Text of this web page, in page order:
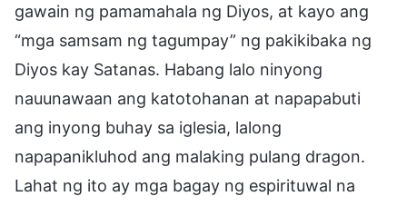
gawain ng pamamahala ng Diyos, at kayo ang
“mga samsam ng tagumpay” ng pakikibaka ng
Diyos kay Satanas. Habang lalo ninyong
nauunawaan ang katotohanan at napapabuti
ang inyong buhay sa iglesia, lalong
napapanikluhod ang malaking pulang dragon.
Lahat ng ito ay mga bagay ng espirituwal na